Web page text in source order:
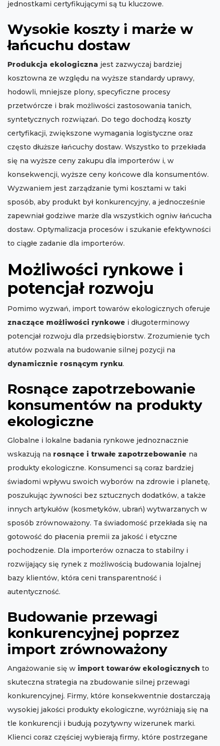
jednostkami certyfikującymi są tu kluczowe.
Wysokie koszty i marże w
łańcuchu dostaw
Produkcja ekologiczna jest zazwyczaj bardziej
kosztowna ze względu na wyższe standardy uprawy,
hodowli, mniejsze plony, specyficzne procesy
przetwórcze i brak możliwości zastosowania tanich,
syntetycznych rozwiązań. Do tego dochodzą koszty
certyfikacji, zwiększone wymagania logistyczne oraz
często dłuższe łańcuchy dostaw. Wszystko to przekłada
się na wyższe ceny zakupu dla importerów i, w
konsekwencji, wyższe ceny końcowe dla konsumentów.
Wyzwaniem jest zarządzanie tymi kosztami w taki
sposób, aby produkt był konkurencyjny, a jednocześnie
zapewniał godziwe marże dla wszystkich ogniw łańcucha
dostaw. Optymalizacja procesów i szukanie efektywności
to ciągłe zadanie dla importerów.
Możliwości rynkowe i
potencjał rozwoju
Pomimo wyzwań, import towarów ekologicznych oferuje
znaczące możliwości rynkowe i długoterminowy
potencjał rozwoju dla przedsiębiorstw. Zrozumienie tych
atutów pozwala na budowanie silnej pozycji na
dynamicznie rosnącym rynku.
Rosnące zapotrzebowanie
konsumentów na produkty
ekologiczne
Globalne i lokalne badania rynkowe jednoznacznie
wskazują na rosnące i trwałe zapotrzebowanie na
produkty ekologiczne. Konsumenci są coraz bardziej
świadomi wpływu swoich wyborów na zdrowie i planetę,
poszukując żywności bez sztucznych dodatków, a także
innych artykułów (kosmetyków, ubrań) wytwarzanych w
sposób zrównoważony. Ta świadomość przekłada się na
gotowość do płacenia premii za jakość i etyczne
pochodzenie. Dla importerów oznacza to stabilny i
rozwijający się rynek z możliwością budowania lojalnej
bazy klientów, która ceni transparentność i
autentyczność.
Budowanie przewagi
konkurencyjnej poprzez
import zrównoważony
Angażowanie się w import towarów ekologicznych to
skuteczna strategia na zbudowanie silnej przewagi
konkurencyjnej. Firmy, które konsekwentnie dostarczają
wysokiej jakości produkty ekologiczne, wyróżniają się na
tle konkurencji i budują pozytywny wizerunek marki.
Klienci coraz częściej wybierają firmy, które postrzegane